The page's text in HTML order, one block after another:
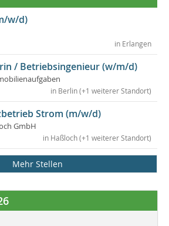
w/d)
in Erlangen
/ Betriebsingenieur (w/m/d)
in Berlin (+1 weiterer Standort)
Strom (m/w/d)
GmbH
in Haßloch (+1 weiterer Standort)
Mehr Stellen